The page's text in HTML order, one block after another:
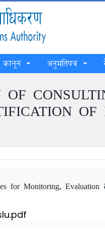
कानून अनुमतिपत्र
for Monitoring,